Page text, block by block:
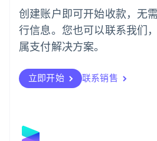
创建账户即可开始收款，无
行信息。您也可以联系我们
属支付解决方案。
立即开始 联系销售
葡萄牙
Português English
日本
日本語English
瑞典
瑞士
DeutschFrançais
English